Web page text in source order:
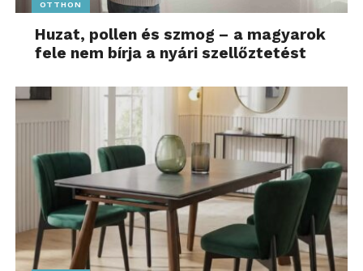
OTTHON
Huzat, pollen és szmog – a magyarok
fele nem bírja a nyári szellőztetést